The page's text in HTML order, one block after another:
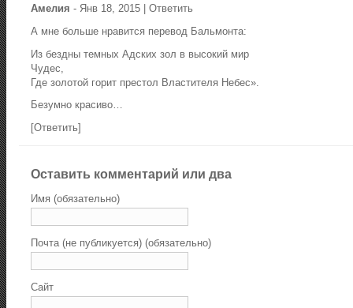
Амелия - Янв 18, 2015
Ответить
А мне больше нравится перевод Бальмонта:
Из бездны темных Адских зол в высокий мир
Чудес,
Где золотой горит престол Властителя Небес».
Безумно красиво…
[Ответить]
Оставить комментарий или два
Имя (обязательно)
Почта (не публикуется) (обязательно)
Сайт